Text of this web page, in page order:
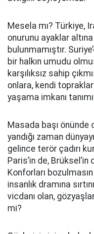
Mesela mı? Türkiye,
onurunu ayaklar
bulunmamıştır.
bir halkın umudu
karşılıksız sahip
onlara, kendi
yaşama imkanı
Masada başı önünde
yandığı zaman
gelince terör çadırı
Paris’in de,
Konforları
insanlık dramına
vicdanı olan,
mi?